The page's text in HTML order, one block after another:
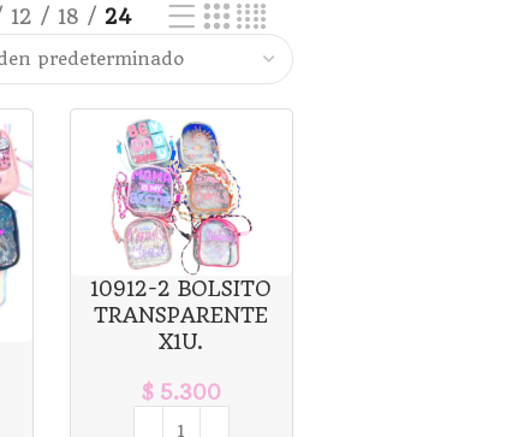
12 18 24
10912-2 BOLSITO
TRANSPARENTE
X1U.
$5.300